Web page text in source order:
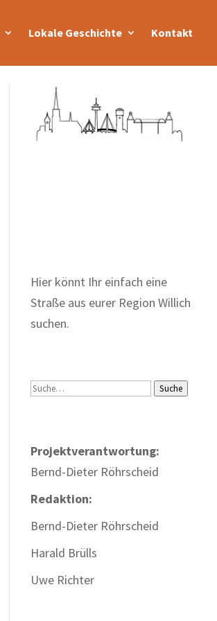
Lokale Geschichte Kontakt
Hier könnt Ihr einfach eine
Straße aus eurer Region Willich
suchen.
Suche Suche
Projektverantwortung:
Bernd-Dieter Röhrscheid
Redaktion:
Bernd-Dieter Röhrscheid
Harald Brülls
Uwe Richter